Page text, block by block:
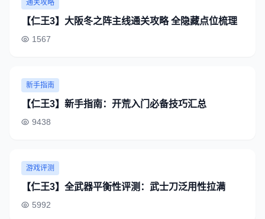
通关攻略
【仁王3】大阪冬之阵主线通关攻略 全隐藏点位梳理
1567
新手指南
【仁王3】新手指南：开荒入门必备技巧汇总
9438
游戏评测
【仁王3】全武器平衡性评测：武士刀泛用性拉满
5992